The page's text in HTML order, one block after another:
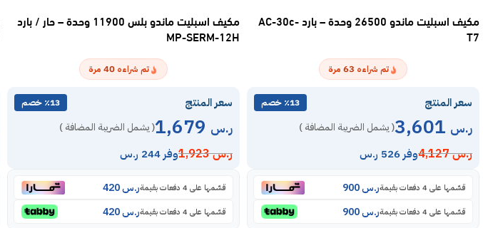
مكيف اسبليت ماندو 26500 وحدة – بارد AC-30c-
T7
تم شراءه 63 مرة
سعر المنتج ٪13 خصم
ر.س ( يشمل الضريبة المضافة )
ر.س4,127 وفر 526 ر.س
قسّمها على 4 دفعات بقيمة ر.س
قسّمها على 4 دفعات بقيمة ر.س
مكيف اسبليت ماندو بلس 11900 وحدة – حار / بارد
MP-SERM-12H
تم شراءه 40 مرة
سعر المنتج ٪13 خصم
ر.س ( يشمل الضريبة المضافة )
ر.س1,923 وفر 244 ر.س
قسّمها على 4 دفعات بقيمة ر.س
قسّمها على 4 دفعات بقيمة ر.س